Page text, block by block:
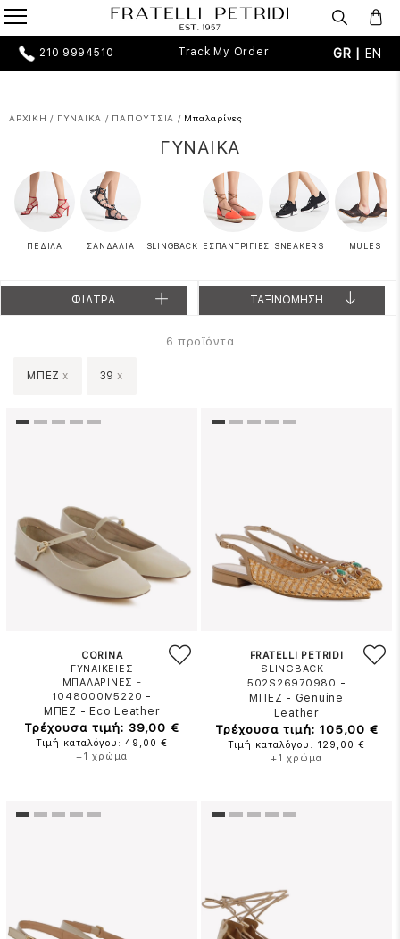
210 9994510 Track My Order GR | EN
ΑΡΧΙΚΗ / ΓΥΝΑΙΚΑ / ΠΑΠΟΥΤΣΙΑ / Μπαλαρίνες
ΓΥΝΑΙΚΑ
ΠΕΔΙΛΑ ΣΑΝΔΑΛΙΑ SLINGBACK ΕΣΠΑΝΤΡΙΓΙΕΣ SNEAKERS MULES
ΦΙΛΤΡΑ ΤΑΞΙΝΟΜΗΣΗ
6 προϊόντα
ΜΠΕΖ x 39 x
CORINA
ΓΥΝΑΙΚΕΙΕΣ
ΜΠΑΛΑΡΙΝΕΣ -
1048000M5220 -
ΜΠΕΖ - Eco Leather
Τρέχουσα τιμή: 39,00 €
Τιμή καταλόγου: 49,00 €
+1 χρώμα
FRATELLI PETRIDI
SLINGBACK -
502S26970980 -
ΜΠΕΖ - Genuine
Leather
Τρέχουσα τιμή: 105,00 €
Τιμή καταλόγου: 129,00 €
+1 χρώμα